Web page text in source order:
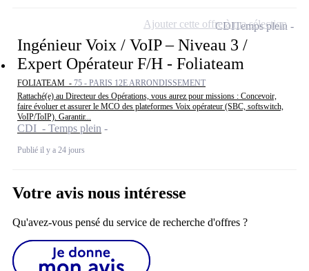
Ingénieur Voix / VoIP – Niveau 3 /
Expert Opérateur F/H - Foliateam
FOLIATEAM - 75 - PARIS 12E ARRONDISSEMENT
Rattaché(e) au Directeur des Opérations, vous aurez pour missions : Concevoir,
faire évoluer et assurer le MCO des plateformes Voix opérateur (SBC, softswitch,
VoIP/ToIP). Garantir...
CDI - Temps plein
Publié il y a 24 jours
CDITemps plein
Ajouter cette offre à ma sélection
Votre avis nous intéresse
Qu'avez-vous pensé du service de recherche d'offres ?